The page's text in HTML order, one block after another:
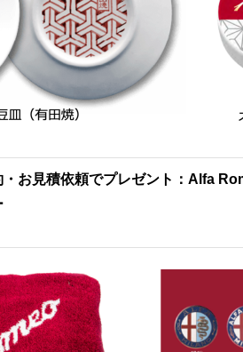
お見積依頼でプレゼント：Alfa